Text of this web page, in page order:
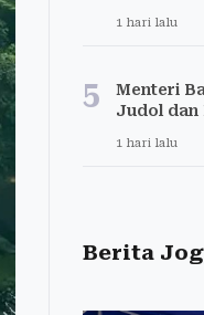
1 hari lalu
5
Menteri
Judol dan
1 hari lalu
Berita